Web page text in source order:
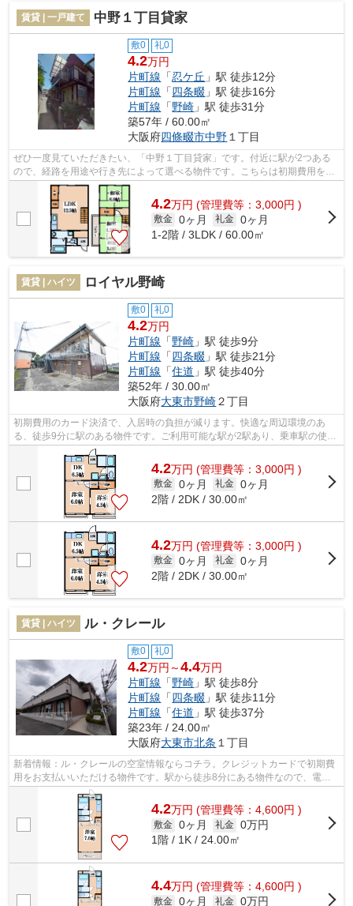
賃貸 | 一戸建て 中野１丁目貸家
敷0 礼0
4.2万円
片町線 「忍ケ丘 」駅 徒歩12分
片町線 「四条畷 」駅 徒歩16分
片町線 「野崎 」駅 徒歩31分
築57年 / 60.00㎡
大阪府四條畷市中野１丁目
ぜひ一度見ていただきたい、「中野１丁目貸家」です。付近に駅が2つある
ので、経路を用途や行き先によって選べる物件です。こちらは初期費用をカ
ードでお支払いいただける一戸建てです...
4.2万円 (管理費等：3,000円 )
敷金 0ヶ月 礼金 0ヶ月
1-2階 / 3LDK / 60.00㎡
賃貸 | ハイツ ロイヤル野崎
敷0 礼0
4.2万円
片町線 「野崎 」駅 徒歩9分
片町線 「四条畷 」駅 徒歩21分
片町線 「住道 」駅 徒歩40分
築52年 / 30.00㎡
大阪府大東市野崎２丁目
初期費用のカード決済で、入居時の負担が減ります。快適な周辺環境のあ
る、徒歩9分に駅のある物件です。ご利用可能な駅が2駅あり、乗車駅の使い
分けができます。info@kansaiace.jpから...
4.2万円 (管理費等：3,000円 )
敷金 0ヶ月 礼金 0ヶ月
2階 / 2DK / 30.00㎡
4.2万円 (管理費等：3,000円 )
敷金 0ヶ月 礼金 0ヶ月
2階 / 2DK / 30.00㎡
賃貸 | ハイツ ル・クレール
敷0 礼0
4.2万円～4.4万円
片町線 「野崎 」駅 徒歩8分
片町線 「四条畷 」駅 徒歩11分
片町線 「住道 」駅 徒歩37分
築23年 / 24.00㎡
大阪府大東市北条 １丁目
新着情報：ル・クレールの空室情報ならコチラ。クレジットカードで初期費
用をお支払いいただける物件です。駅から徒歩8分にある物件なので、電車
利用が多い方にオススメです。最上階の...
4.2万円 (管理費等：4,600円 )
敷金 0ヶ月 礼金 0万円
1階 / 1K / 24.00㎡
4.4万円 (管理費等：4,600円 )
敷金 0ヶ月 礼金 0万円